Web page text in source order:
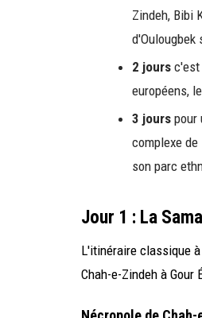
Zindeh, Bibi
d'Oulougbek
2 jours c'est
européens,
3 jours pour
complexe
son parc
Jour 1 : La
L'itinéraire classique
Chah-e-Zindeh à